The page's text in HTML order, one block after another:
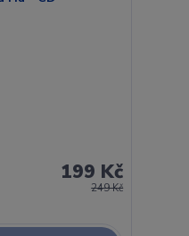
249 Kč
199 Kč